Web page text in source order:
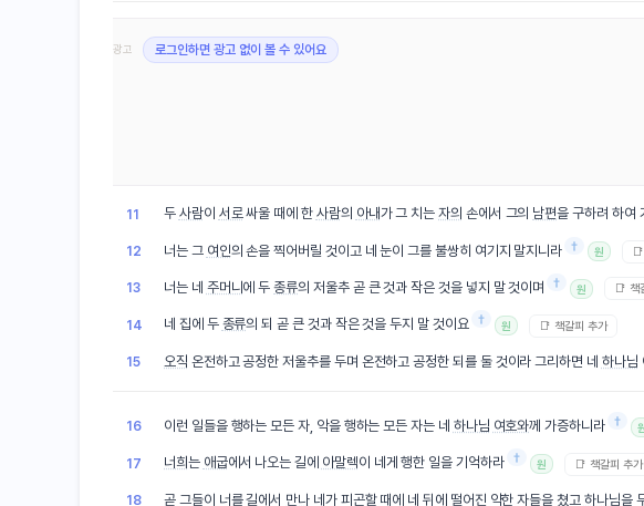
광고 로그인하면 광고 없이 볼 수 있어요
11 두 사람이 서로싸울 때에 한 사람의 아내가 그 치는자의 손에서 그의 남편을 구하려 하여
12 너는 그 여인의 손을 찍어버릴 것이고 네 눈이 그를 불쌍히 여기지 말지니라 † 원
13 너는 네 주머니 에 두종류의 저울추 곧 큰 것과 작은 것을 넣지 말 것이며 † 원 📑 책
14 네 집에 두 종류의 되 곧 큰 것과 작은 것을 두지 말 것이요 † 원 📑 책갈피 추가
15 오직 온전하고 공정한 저울추를 두며 온전하고 공정한 되를 둘 것이라 그리하면 네 하나님
16 이런 일들을 행하는 모든 자, 악을 행하는 모든 자는 네 하나님 여호와께 가증하니라 †
17 너희 는 애굽에서 나오는 길에 아말렉이 네게 행한 일을 기억하라 † 원 📑 책갈피 추가
18 곧 그들이 너를 길에서 만나네가 피곤할 때에 네 뒤에 떨어진 약한 자들을 쳤고 하나님을